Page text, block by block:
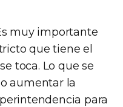
muy importante
que tiene el
toca. Lo que se
aumentar la
para